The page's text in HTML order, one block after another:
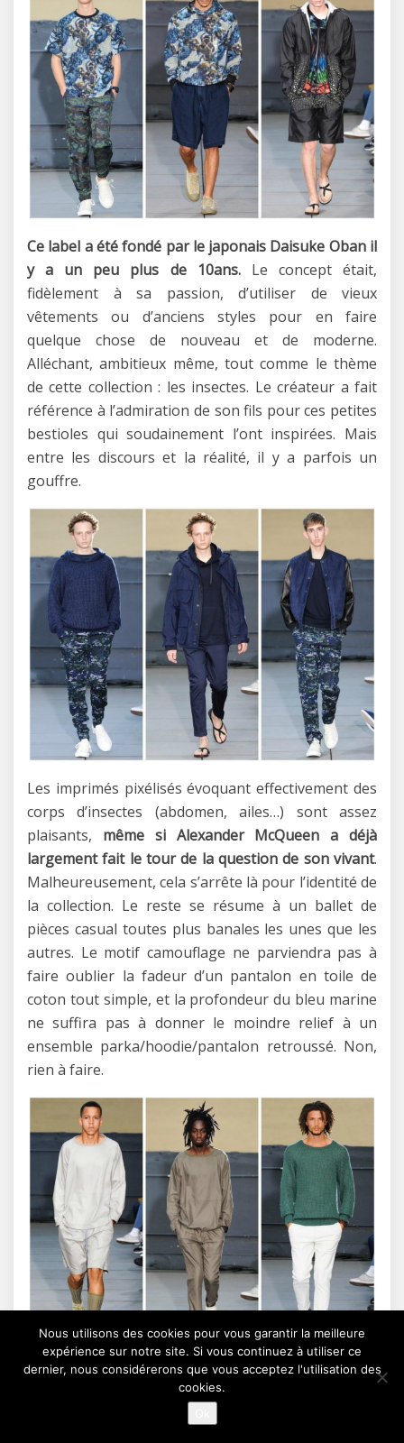
Ce label a été fondé par le japonais Daisuke Oban il
y a un peu plus de 10ans.Le concept était,
fidèlement à sa passion, d’utiliser de vieux
vêtements ou d’anciens styles pour en faire
quelque chose de nouveau et de moderne.
Alléchant, ambitieux même, tout comme le thème
de cette collection : les insectes. Le créateur a fait
référence à l’admiration de son fils pour ces petites
bestioles qui soudainement l’ont inspirées. Mais
entre les discours et la réalité, il y a parfois un
gouffre.
Les imprimés pixélisés évoquant effectivement des
corps d’insectes (abdomen, ailes…) sont assez
plaisants, même si Alexander McQueen a déjà
largement fait le tour de la question de son vivant.
Malheureusement, cela s’arrête là pour l’identité de
la collection. Le reste se résume à un ballet de
pièces casual toutes plus banales les unes que les
autres. Le motif camouflage ne parviendra pas à
faire oublier la fadeur d’un pantalon en toile de
coton tout simple, et la profondeur du bleu marine
ne suffira pas à donner le moindre relief à un
ensemble parka/hoodie/pantalon retroussé. Non,
rien à faire.
Tout n’est pas à jeter, et heureusement. Comme
souvent, certaines pièces sans saveur nous font
pourtant très envie, à l’image d’un sweat taupe à la
Nous utilisons des cookies pour vous garantir la meilleure
expérience sur notre site. Si vous continuez à utiliser ce
dernier, nous considérerons que vous acceptez l'utilisation des
cookies.